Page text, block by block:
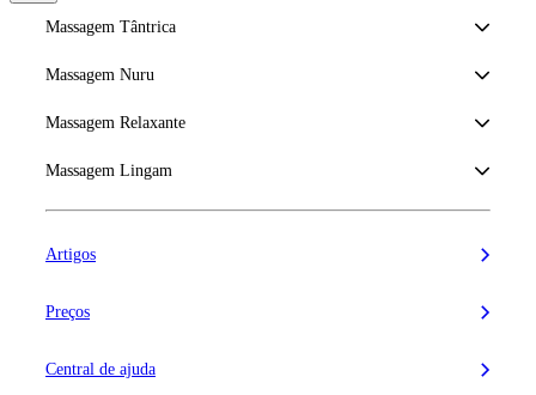
Massagem Tântrica
Massagem Nuru
Massagem Relaxante
Massagem Lingam
Artigos
Preços
Central de ajuda